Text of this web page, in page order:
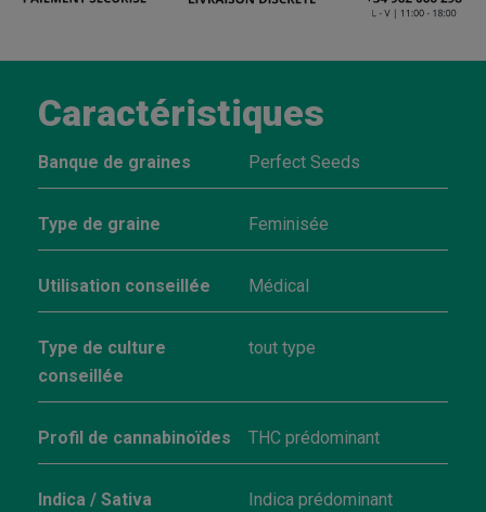
Caractéristiques
Banque de graines Perfect Seeds
Type de graine Feminisée
Utilisation conseillée Médical
Type de culture
conseillée
tout type
Profil de cannabinoïdes THC prédominant
Indica / Sativa Indica prédominant